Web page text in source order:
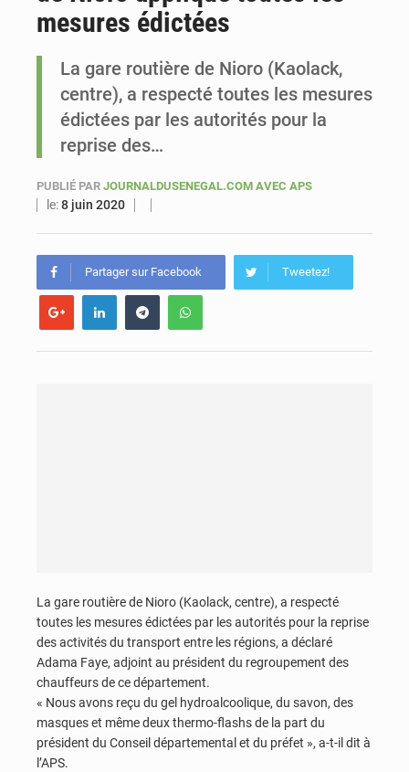
mesures édictées
La gare routière de Nioro (Kaolack,
centre), a respecté toutes les mesures
édictées par les autorités pour la
reprise des…
PUBLIÉ PAR JOURNALDUSENEGAL.COM AVEC APS
le:8 juin 2020
Partager sur Facebook Tweetez!
La gare routière de Nioro (Kaolack, centre), a respecté
toutes les mesures édictées par les autorités pour la reprise
des activités du transport entre les régions, a déclaré
Adama Faye, adjoint au président du regroupement des
chauffeurs de ce département.
« Nous avons reçu du gel hydroalcoolique, du savon, des
masques et même deux thermo-flashs de la part du
président du Conseil départemental et du préfet », a-t-il dit à
l’APS.